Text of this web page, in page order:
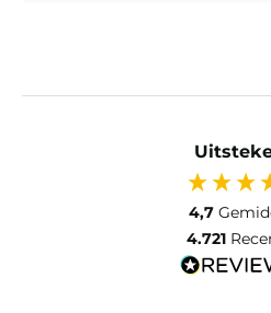
4,7
4.721